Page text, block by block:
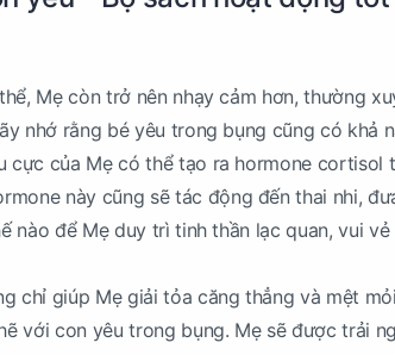
Mẹ còn trở nên nhạy cảm hơn, thường
nhớ rằng bé yêu trong bụng cũng có khả
cực của Mẹ có thể tạo ra hormone cortisol
này cũng sẽ tác động đến thai nhi,
nào để Mẹ duy trì tinh thần lạc quan, vui vẻ
chỉ giúp Mẹ giải tỏa căng thẳng và mệt
với con yêu trong bụng. Mẹ sẽ được trải